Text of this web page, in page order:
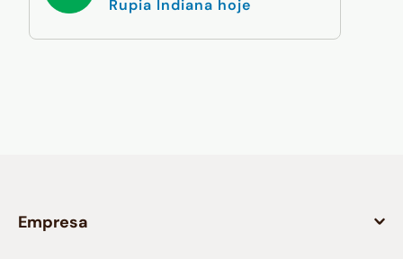
Rupia Indiana hoje
Empresa